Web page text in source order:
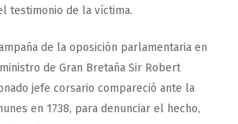
testimonio de la víctima.
de la oposición parlamentaria en
de Gran Bretaña Sir Robert
jefe corsario compareció ante la
en 1738, para denunciar el hecho,